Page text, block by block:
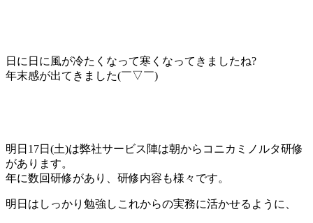
日に日に風が冷たくなって寒くなってきましたね?
年末感が出てきました(￣▽￣)
明日17日(土)は弊社サービス陣は朝からコニカミノルタ研修
があります。
年に数回研修があり、研修内容も様々です。
明日はしっかり勉強しこれからの実務に活かせるように、